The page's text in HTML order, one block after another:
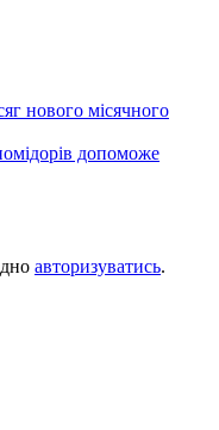
нового місячного
допоможе
авторизуватись.